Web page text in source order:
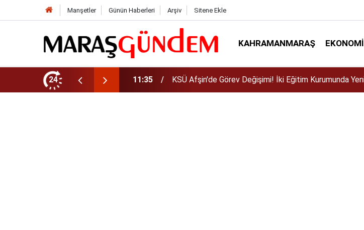
Manşetler Günün Haberleri Arşiv Sitene Ekle
KAHRAMANMARAŞ EKONOMI
24
Müdür Ataması 10:14 Funda Arar konser için Kahramanmaraş’a geliyor!